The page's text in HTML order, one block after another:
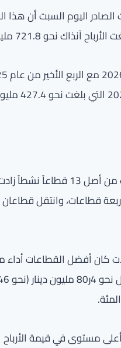
وبين التقرير أن خمسة
أرباح أربعة قطاعات،